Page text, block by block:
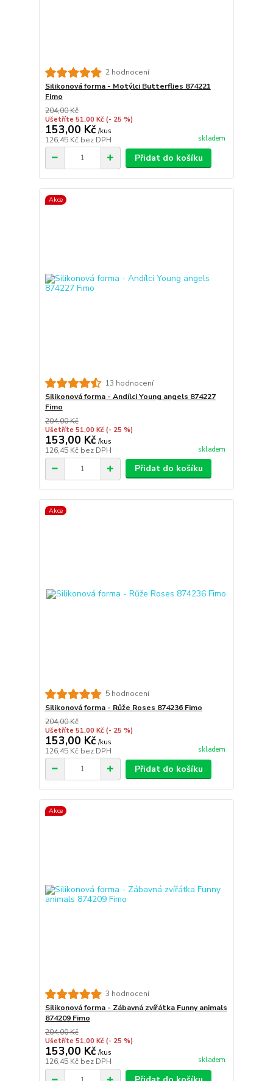
2 hodnocení
Silikonová forma - Motýlci Butterflies 874221
Fimo
204,00 Kč
Ušetříte 51,00 Kč (- 25 %)
153,00 Kč /kus
126,45 Kč bez DPH skladem
Přidat do košíku
Akce
13 hodnocení
Silikonová forma - Andílci Young angels 874227
Fimo
204,00 Kč
Ušetříte 51,00 Kč (- 25 %)
153,00 Kč /kus
126,45 Kč bez DPH skladem
Přidat do košíku
Akce
5 hodnocení
Silikonová forma - Růže Roses 874236 Fimo
204,00 Kč
Ušetříte 51,00 Kč (- 25 %)
153,00 Kč /kus
126,45 Kč bez DPH skladem
Přidat do košíku
Akce
3 hodnocení
Silikonová forma - Zábavná zvířátka Funny animals
874209 Fimo
204,00 Kč
Ušetříte 51,00 Kč (- 25 %)
153,00 Kč /kus
126,45 Kč bez DPH skladem